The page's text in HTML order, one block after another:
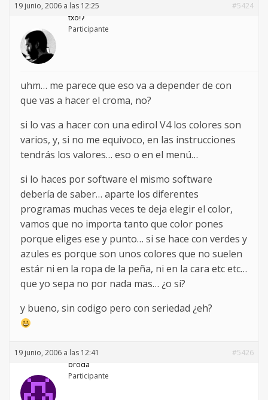
19 junio, 2006 a las 12:25
#5424
txoǃʔ
Participante
uhm… me parece que eso va a depender de con
que vas a hacer el croma, no?
si lo vas a hacer con una edirol V4 los colores son
varios, y, si no me equivoco, en las instrucciones
tendrás los valores… eso o en el menú…
si lo haces por software el mismo software
debería de saber… aparte los diferentes
programas muchas veces te deja elegir el color,
vamos que no importa tanto que color pones
porque eliges ese y punto… si se hace con verdes y
azules es porque son unos colores que no suelen
estár ni en la ropa de la peña, ni en la cara etc etc…
que yo sepa no por nada mas… ¿o si?
y bueno, sin codigo pero con seriedad ¿eh?
19 junio, 2006 a las 12:41
#5426
broda
Participante